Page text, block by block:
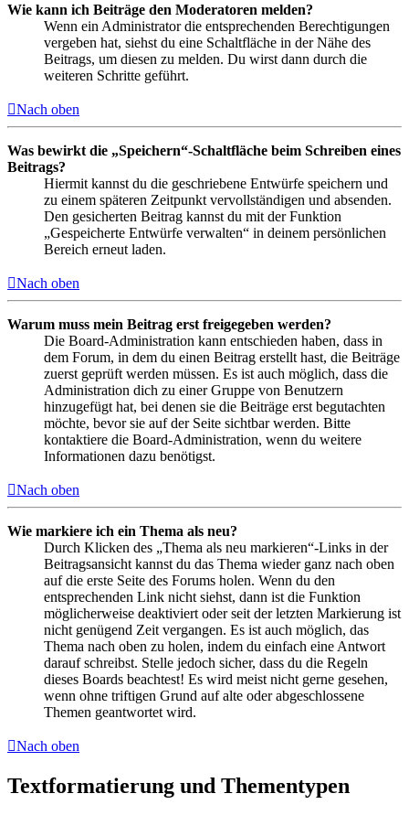
Wie kann ich Beiträge den Moderatoren melden?
Wenn ein Administrator die entsprechenden Berechtigungen
vergeben hat, siehst du eine Schaltfläche in der Nähe des
Beitrags, um diesen zu melden. Du wirst dann durch die
weiteren Schritte geführt.
Nach oben
Was bewirkt die „Speichern“-Schaltfläche beim Schreiben eines
Beitrags?
Hiermit kannst du die geschriebene Entwürfe speichern und
zu einem späteren Zeitpunkt vervollständigen und absenden.
Den gesicherten Beitrag kannst du mit der Funktion
„Gespeicherte Entwürfe verwalten“ in deinem persönlichen
Bereich erneut laden.
Nach oben
Warum muss mein Beitrag erst freigegeben werden?
Die Board-Administration kann entschieden haben, dass in
dem Forum, in dem du einen Beitrag erstellt hast, die Beiträge
zuerst geprüft werden müssen. Es ist auch möglich, dass die
Administration dich zu einer Gruppe von Benutzern
hinzugefügt hat, bei denen sie die Beiträge erst begutachten
möchte, bevor sie auf der Seite sichtbar werden. Bitte
kontaktiere die Board-Administration, wenn du weitere
Informationen dazu benötigst.
Nach oben
Wie markiere ich ein Thema als neu?
Durch Klicken des „Thema als neu markieren“-Links in der
Beitragsansicht kannst du das Thema wieder ganz nach oben
auf die erste Seite des Forums holen. Wenn du den
entsprechenden Link nicht siehst, dann ist die Funktion
möglicherweise deaktiviert oder seit der letzten Markierung ist
nicht genügend Zeit vergangen. Es ist auch möglich, das
Thema nach oben zu holen, indem du einfach eine Antwort
darauf schreibst. Stelle jedoch sicher, dass du die Regeln
dieses Boards beachtest! Es wird meist nicht gerne gesehen,
wenn ohne triftigen Grund auf alte oder abgeschlossene
Themen geantwortet wird.
Nach oben
Textformatierung und Thementypen